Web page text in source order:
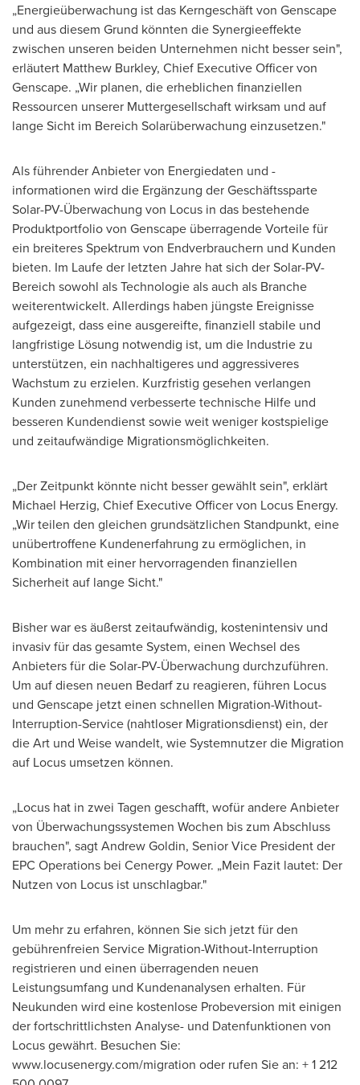
„Energieüberwachung ist das Kerngeschäft von Genscape
und aus diesem Grund könnten die Synergieeffekte
zwischen unseren beiden Unternehmen nicht besser sein",
erläutert Matthew Burkley, Chief Executive Officervon
Genscape. „Wir planen, die erheblichen finanziellen
Ressourcen unserer Muttergesellschaft wirksam und auf
lange Sicht im Bereich Solarüberwachung einzusetzen."
Als führender Anbieter von Energiedaten und -
informationen wird die Ergänzung der Geschäftssparte
Solar-PV-Überwachung von Locus in das bestehende
Produktportfolio von Genscape überragende Vorteile für
ein breiteres Spektrum von Endverbrauchern und Kunden
bieten. Im Laufe der letzten Jahre hat sich der Solar-PV-
Bereich sowohl als Technologie als auch als Branche
weiterentwickelt. Allerdings haben jüngste Ereignisse
aufgezeigt, dass eine ausgereifte, finanziell stabile und
langfristige Lösung notwendig ist, um die Industrie zu
unterstützen, ein nachhaltigeres und aggressiveres
Wachstum zu erzielen. Kurzfristig gesehen verlangen
Kunden zunehmend verbesserte technische Hilfe und
besseren Kundendienst sowie weit weniger kostspielige
und zeitaufwändige Migrationsmöglichkeiten.
„Der Zeitpunkt könnte nicht besser gewählt sein", erklärt
Michael Herzig, Chief Executive Officer von Locus Energy.
„Wir teilen den gleichen grundsätzlichen Standpunkt, eine
unübertroffene Kundenerfahrung zu ermöglichen, in
Kombination mit einer hervorragenden finanziellen
Sicherheit auf lange Sicht."
Bisher war es äußerst zeitaufwändig, kostenintensiv und
invasiv für das gesamte System, einen Wechsel des
Anbieters für die Solar-PV-Überwachung durchzuführen.
Um auf diesen neuen Bedarf zu reagieren, führen Locus
und Genscape jetzt einen schnellen Migration-Without-
Interruption-Service (nahtloser Migrationsdienst) ein, der
die Art und Weise wandelt, wie Systemnutzer die Migration
auf Locus umsetzen können.
„Locus hat in zwei Tagen geschafft, wofür andere Anbieter
von Überwachungssystemen Wochen bis zum Abschluss
brauchen", sagtAndrew Goldin, Senior Vice President der
EPC Operations bei Cenergy Power. „Mein Fazit lautet: Der
Nutzen von Locus ist unschlagbar."
Um mehr zu erfahren, können Sie sich jetzt für den
gebührenfreien Service Migration-Without-Interruption
registrieren und einen überragenden neuen
Leistungsumfang und Kundenanalysen erhalten. Für
Neukunden wird eine kostenlose Probeversion mit einigen
der fortschrittlichsten Analyse- und Datenfunktionen von
Locus gewährt. Besuchen Sie:
www.locusenergy.com/migration oder rufen Sie an: + 1 212